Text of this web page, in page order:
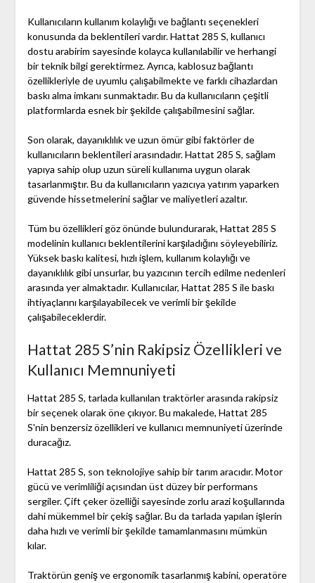
Kullanıcıların kullanım kolaylığı ve bağlantı seçenekleri
konusunda da beklentileri vardır. Hattat 285 S, kullanıcı
dostu arabirim sayesinde kolayca kullanılabilir ve herhangi
bir teknik bilgi gerektirmez. Ayrıca, kablosuz bağlantı
özellikleriyle de uyumlu çalışabilmekte ve farklı cihazlardan
baskı alma imkanı sunmaktadır. Bu da kullanıcıların çeşitli
platformlarda esnek bir şekilde çalışabilmesini sağlar.
Son olarak, dayanıklılık ve uzun ömür gibi faktörler de
kullanıcıların beklentileri arasındadır. Hattat 285 S, sağlam
yapıya sahip olup uzun süreli kullanıma uygun olarak
tasarlanmıştır. Bu da kullanıcıların yazıcıya yatırım yaparken
güvende hissetmelerini sağlar ve maliyetleri azaltır.
Tüm bu özellikleri göz önünde bulundurarak, Hattat 285 S
modelinin kullanıcı beklentilerini karşıladığını söyleyebiliriz.
Yüksek baskı kalitesi, hızlı işlem, kullanım kolaylığı ve
dayanıklılık gibi unsurlar, bu yazıcının tercih edilme nedenleri
arasında yer almaktadır. Kullanıcılar, Hattat 285 S ile baskı
ihtiyaçlarını karşılayabilecek ve verimli bir şekilde
çalışabileceklerdir.
Hattat 285 S’nin Rakipsiz Özellikleri ve
Kullanıcı Memnuniyeti
Hattat 285 S, tarlada kullanılan traktörler arasında rakipsiz
bir seçenek olarak öne çıkıyor. Bu makalede, Hattat 285
S'nin benzersiz özellikleri ve kullanıcı memnuniyeti üzerinde
duracağız.
Hattat 285 S, son teknolojiye sahip bir tarım aracıdır. Motor
gücü ve verimliliği açısından üst düzey bir performans
sergiler. Çift çeker özelliği sayesinde zorlu arazi koşullarında
dahi mükemmel bir çekiş sağlar. Bu da tarlada yapılan işlerin
daha hızlı ve verimli bir şekilde tamamlanmasını mümkün
kılar.
Traktörün geniş ve ergonomik tasarlanmış kabini, operatöre